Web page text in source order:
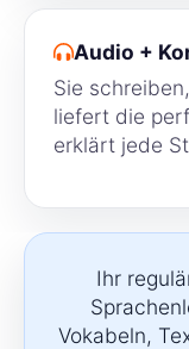
Audio +
Sie
liefert die
erklärt jede
Ihr
Vokabeln,